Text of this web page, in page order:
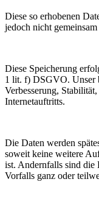
Diese so erhobenen
jedoch nicht
Diese Speicherung
1 lit. f) DSGVO. Unser
Verbesserung,
Internetauftritts.
Die Daten werden
soweit keine weitere
ist. Andernfalls sind die
Vorfalls ganz oder